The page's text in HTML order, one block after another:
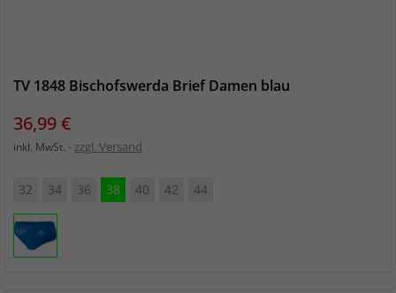
TV 1848 Bischofswerda Brief Damen blau
Preis
36,99 €
inkl. MwSt. zzgl. Versand
32 34 36 38 40 42 44